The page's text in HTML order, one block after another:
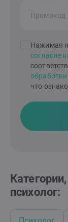
Промокод
Нажимая
согласие
что
психолог: